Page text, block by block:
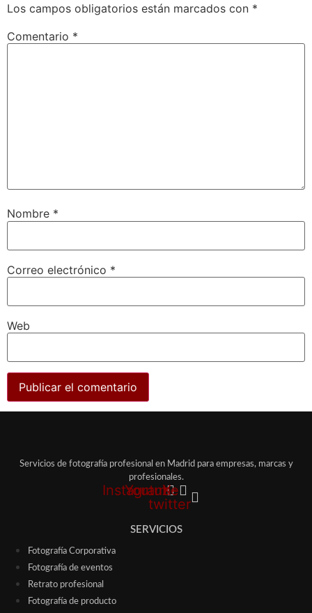
Los campos obligatorios están marcados con *
Comentario *
Nombre *
Correo electrónico *
Web
Servicios de fotografía profesional en Madrid para empresas, marcas y
profesionales.
Instagram
Youtube
X-
twitter
SERVICIOS
Fotografía Corporativa
Fotografía de eventos
Retrato profesional
Fotografía de producto